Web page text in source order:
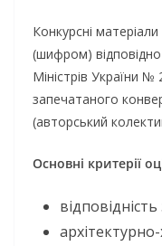
Конкурсні
(шифром)
Міністрів України
запечатаного
(авторський
Основні критерії